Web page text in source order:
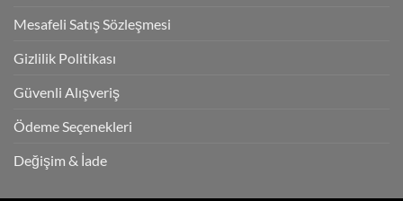
Mesafeli Satış Sözleşmesi
Gizlilik Politikası
Güvenli Alışveriş
Ödeme Seçenekleri
Değişim & İade